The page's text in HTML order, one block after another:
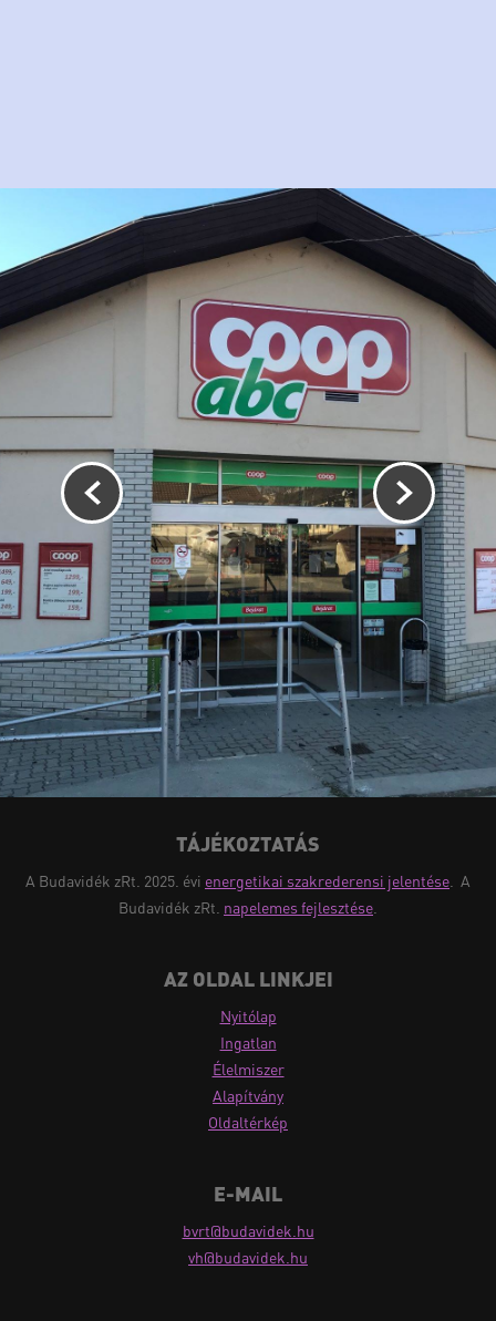
TÁJÉKOZTATÁS
A Budavidék zRt. 2025. évi energetikai szakrederensi jelentése A
Budavidék zRt. napelemes fejlesztése
AZ OLDAL LINKJEI
Nyitólap
Ingatlan
Élelmiszer
Alapítvány
Oldaltérkép
E-MAIL
bvrt@budavidek.hu
vh@budavidek.hu